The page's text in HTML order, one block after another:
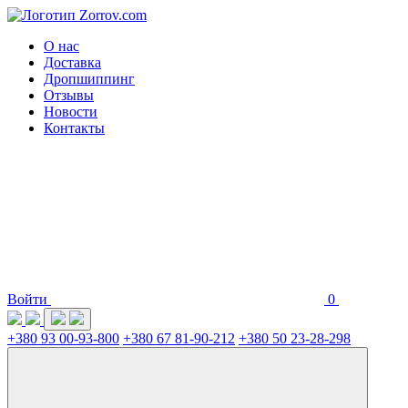
О нас
Доставка
Дропшиппинг
Отзывы
Новости
Контакты
Войти 0
+380 93 00-93-800 +380 67 81-90-212 +380 50 23-28-298